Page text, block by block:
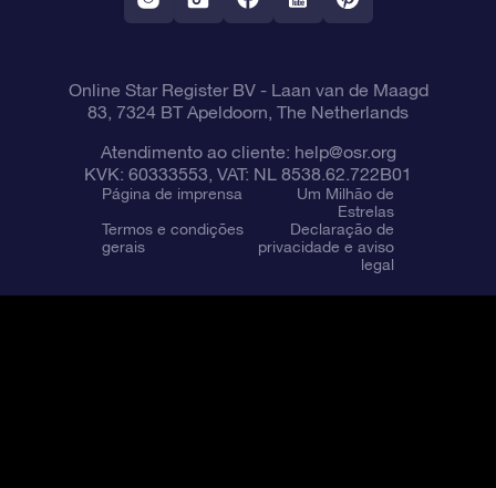
Online Star Register BV- Laan van de Maagd
83, 7324 BT Apeldoorn, The Netherlands
Atendimento ao cliente: help@osr.org
KVK: 60333553, VAT: NL 8538.62.722B01
Página de imprensa
Um Milhão de
Estrelas
Termos e condições
gerais
Declaração de
privacidade e aviso
legal